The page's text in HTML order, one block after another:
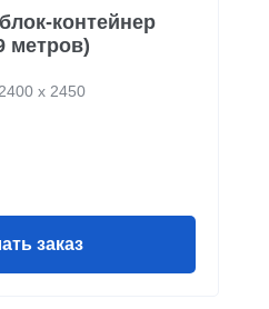
контейнер
метров)
х 2450
заказ